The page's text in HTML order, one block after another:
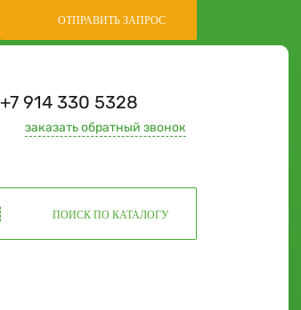
ОТПРАВИТЬ ЗАПРОС
+7 914 330 5328
заказатьобратный звонок
ПОИСК ПО КАТАЛОГУ